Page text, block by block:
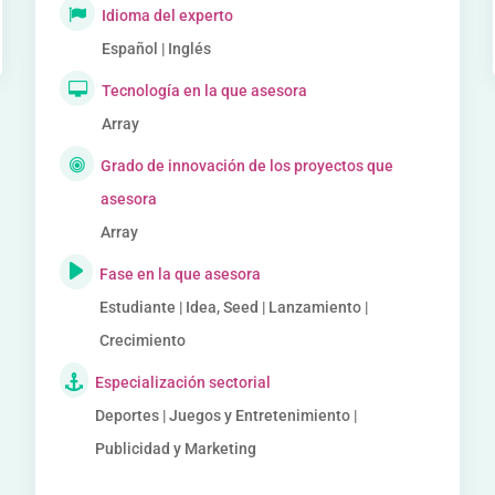
Idioma del experto
Español | Inglés
Tecnología en la que asesora
Array
Grado de innovación de los proyectos que
asesora
Array
Fase en la que asesora
Estudiante | Idea, Seed | Lanzamiento |
Crecimiento
Especialización sectorial
Deportes | Juegos y Entretenimiento |
Publicidad y Marketing